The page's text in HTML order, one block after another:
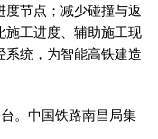
节点；减少碰撞与返
施工进度、辅助施工现
系统，为智能高铁建造
。中国铁路南昌局集